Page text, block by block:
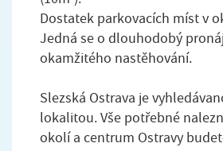
Dostatek parkovacích míst v
Jedná se o dlouhodobý
okamžitého nastěhování.
Slezská Ostrava je
lokalitou. Vše potřebné
okolí a centrum Ostravy